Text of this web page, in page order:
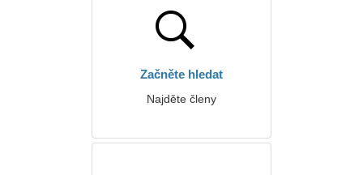
Začněte hledat
Najděte členy